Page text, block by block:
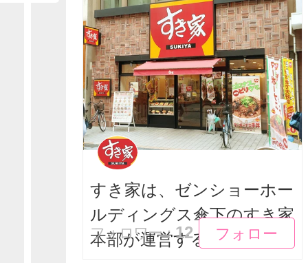
すき家は、ゼンショーホー
ルディングス傘下のすき家
本部が運営する牛丼チ...
フォロー
フォロー
フォロワー：12